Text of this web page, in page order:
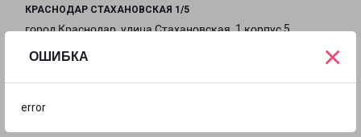
ОШИБКА
error
×
КРАСНОДАР СТАХАНОВСКАЯ 1/5
город Краснодар, улица Стахановская, 1 корпус 5
на карте